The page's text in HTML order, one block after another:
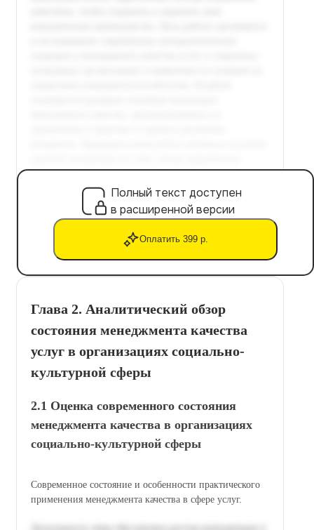
Полный текст доступен
в расширенной версии
Оплатить 399 р.
Глава 2. Аналитический обзор
состояния менеджмента качества
услуг в организациях социально-
культурной сферы
2.1 Оценка современного состояния
менеджмента качества в организациях
социально-культурной сферы
Современное состояние и особенности практического
применения менеджмента качества в сфере услуг.